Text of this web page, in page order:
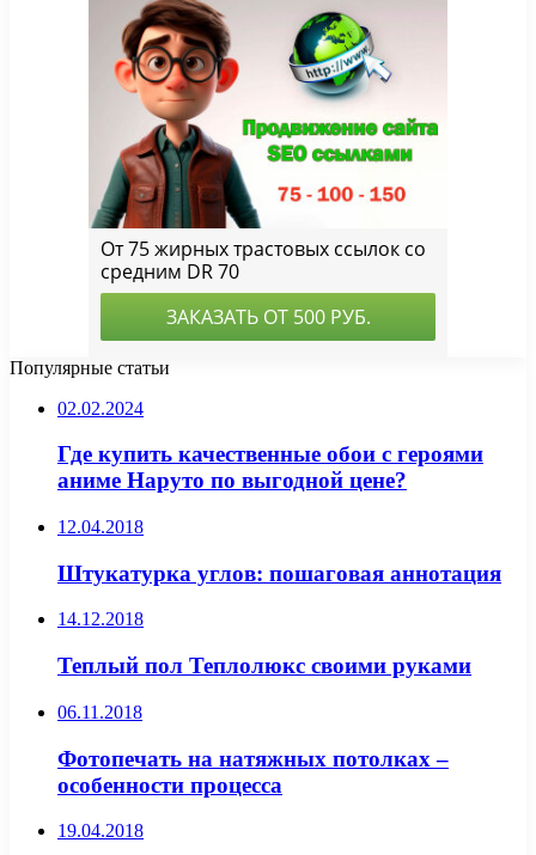
Популярные статьи
02.02.2024
Где купить качественные обои с героями
аниме Наруто по выгодной цене?
12.04.2018
Штукатурка углов: пошаговая аннотация
14.12.2018
Теплый пол Теплолюкс своими руками
06.11.2018
Фотопечать на натяжных потолках –
особенности процесса
19.04.2018